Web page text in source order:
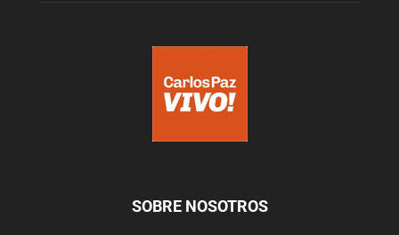
SOBRE NOSOTROS